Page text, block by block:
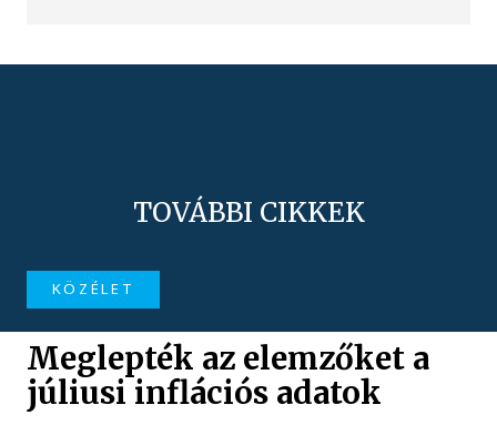
TOVÁBBI CIKKEK
KÖZÉLET
Meglepték az elemzőket a
júliusi inflációs adatok